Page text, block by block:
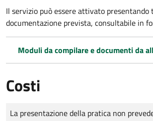
Il servizio può essere attivato
documentazione prevista, consultabile in
Moduli da compilare e documenti da
Costi
Tipo di pagamento
Importo
La presentazione della pratica non